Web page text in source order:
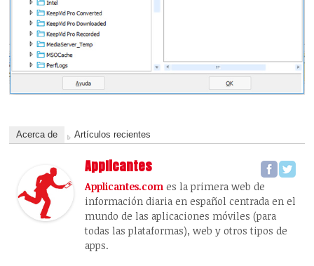
Acerca de Artículos recientes
Applicantes
Applicantes.com es la primera web de
información diaria en español centrada en el
mundo de las aplicaciones móviles (para
todas las plataformas), web y otros tipos de
apps.